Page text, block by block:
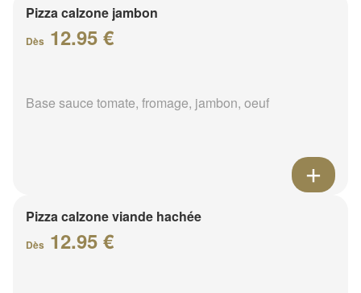
Pizza calzone jambon
Dès 12.95 €
Base sauce tomate, fromage, jambon, oeuf
Pizza calzone viande hachée
Dès 12.95 €